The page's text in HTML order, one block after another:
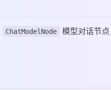
ChatModelNode 模型对话节